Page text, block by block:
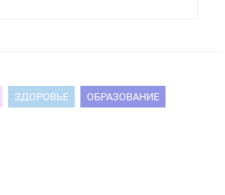
ЗДОРОВЬЕ ОБРАЗОВАНИЕ